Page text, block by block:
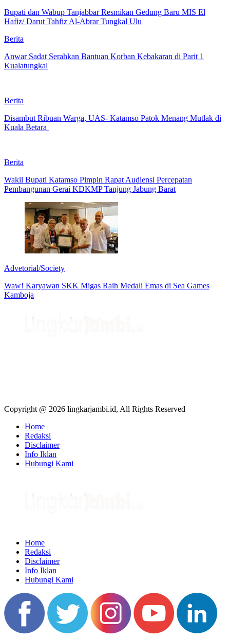
Bupati dan Wabup Tanjabbar Resmikan Gedung Baru MIS El
Hafiz/ Darut Tahfiz Al-Abrar Tungkal Ulu
Berita
Anwar Sadat Serahkan Bantuan Korban Kebakaran di Parit 1
Kualatungkal
Berita
Disambut Ribuan Warga, UAS- Katamso Patok Menang Mutlak di
Kuala Betara
Berita
Wakil Bupati Katamso Pimpin Rapat Audiensi Percepatan
Pembangunan Gerai KDKMP Tanjung Jabung Barat
Advetorial/Society
Waw! Karyawan SKK Migas Raih Medali Emas di Sea Games
Kamboja
Copyright @ 2026 lingkarjambi.id, All Rights Reserved
Home
Redaksi
Disclaimer
Info Iklan
Hubungi Kami
Home
Redaksi
Disclaimer
Info Iklan
Hubungi Kami